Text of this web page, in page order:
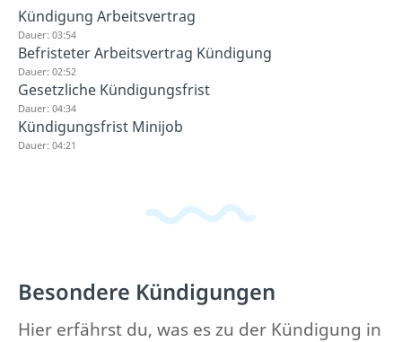
Kündigung Arbeitsvertrag
Dauer: 03:54
Befristeter Arbeitsvertrag Kündigung
Dauer: 02:52
Gesetzliche Kündigungsfrist
Dauer: 04:34
Kündigungsfrist Minijob
Dauer: 04:21
Besondere Kündigungen
Hier erfährst du, was es zu der Kündigung in